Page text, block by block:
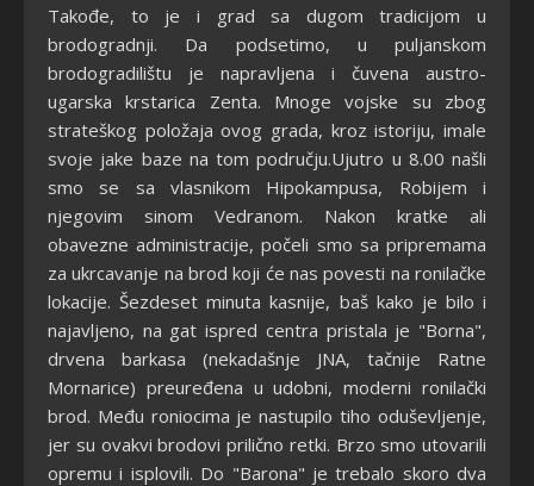
Takođe, to je i grad sa dugom tradicijom u
brodogradnji. Da podsetimo, u puljanskom
brodogradilištu je napravljena i čuvena austro-
ugarska krstarica Zenta. Mnoge vojske su zbog
strateškog položaja ovog grada, kroz istoriju, imale
svoje jake baze na tom području.Ujutro u 8.00 našli
smo se sa vlasnikom Hipokampusa, Robijem i
njegovim sinom Vedranom. Nakon kratke ali
obavezne administracije, počeli smo sa pripremama
za ukrcavanje na brod koji će nas povesti na ronilačke
lokacije. Šezdeset minuta kasnije, baš kako je bilo i
najavljeno, na gat ispred centra pristala je "Borna",
drvena barkasa (nekadašnje JNA, tačnije Ratne
Mornarice) preuređena u udobni, moderni ronilački
brod. Među roniocima je nastupilo tiho oduševljenje,
jer su ovakvi brodovi prilično retki. Brzo smo utovarili
opremu i isplovili. Do "Barona" je trebalo skoro dva